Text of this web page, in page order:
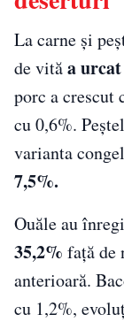
La carne și
de vităa
porc a crescut
cu 0,6%.
varianta
7,5%.
Ouăle au
35,2% față de
anterioară.
cu 1,2%,